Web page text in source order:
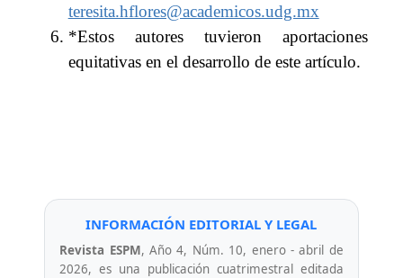
teresita.hflores@academicos.udg.mx
*Estos autores tuvieron aportaciones
equitativas en el desarrollo de este artículo.
INFORMACIÓN EDITORIAL Y LEGAL
Revista ESPM, Año 4, Núm. 10, enero - abril de
2026, es una publicación cuatrimestral editada